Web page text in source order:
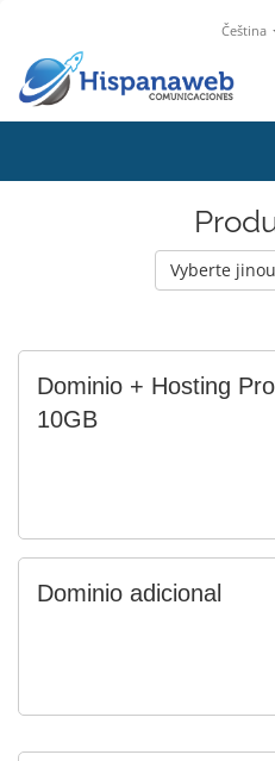
Čeština
Vyberte
Dominio + Hosting
10GB
Dominio adicional